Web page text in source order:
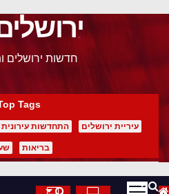
חדשות ירושלים
Tags
עיריית ירושלים התחדשות עירונית
בריאות